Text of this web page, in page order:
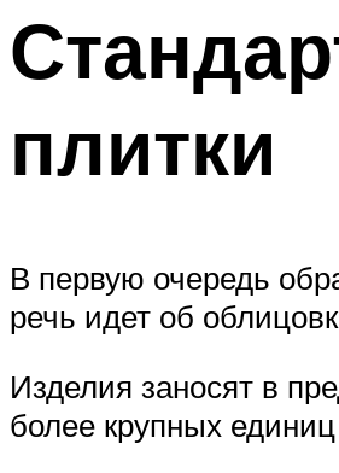
плитки
В первую очередь
речь идет об
Изделия заносят в
более крупных